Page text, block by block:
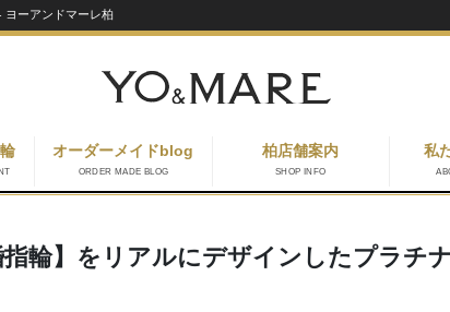
ヨーアンドマーレ柏
オーダーメイドblog
ORDER MADE BLOG
柏店舗案内
SHOP INFO
私
指輪】をリアルにデザインしたプラチ